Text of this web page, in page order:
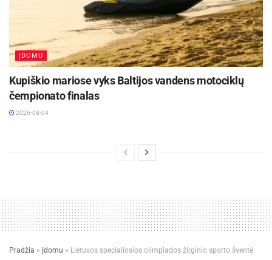
ĮDOMU
Kupiškio mariose vyks Baltijos vandens motociklų
čempionato finalas
2026-08-04
Pradžia » Įdomu » Lietuvos specialiosios olimpiados žirginio sporto šventė